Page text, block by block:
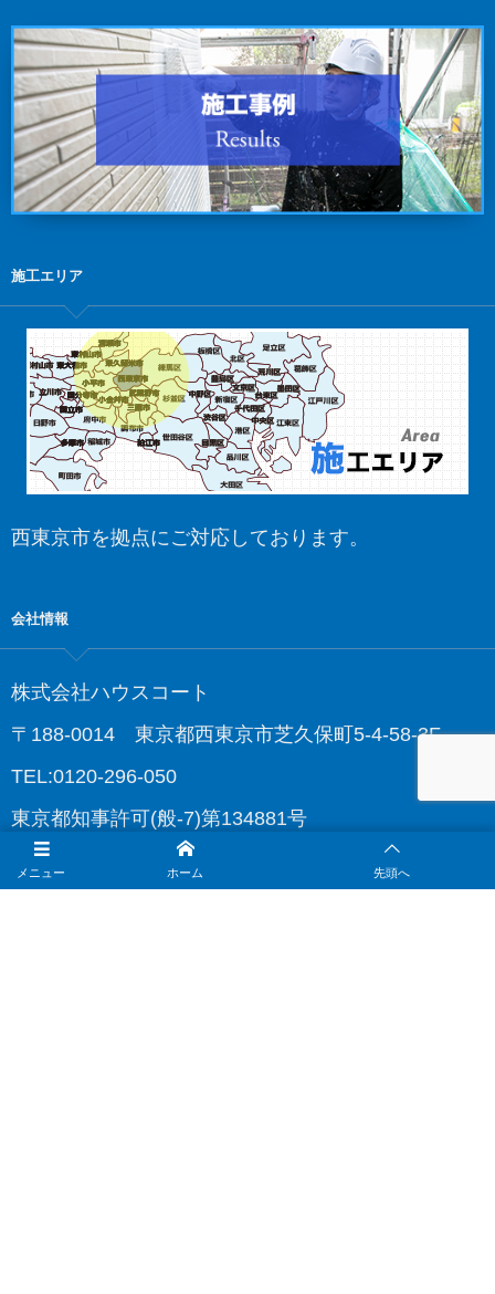
施工エリア
西東京市を拠点にご対応しております。
会社情報
株式会社ハウスコート
〒188-0014 東京都西東京市芝久保町5-4-58-3F
TEL:0120-296-050
東京都知事許可(般-7)第134881号
※営業電話は固くお断り致します。
メニュー ホーム 先頭へ